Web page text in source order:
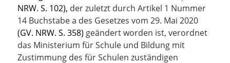
NRW. S. 102), der zuletzt durch Artikel 1 Nummer
14 Buchstabe a des Gesetzes vom 29. Mai 2020
(GV. NRW. S. 358) geändert worden ist, verordnet
das Ministerium für Schule und Bildung mit
Zustimmung des für Schulen zuständigen